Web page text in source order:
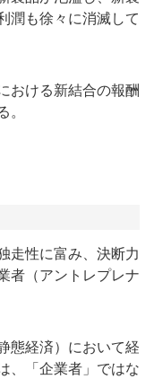
潤も徐々に消滅して
おける新結合の報酬
走性に富み、決断力
者（アントレプレナ
態経済）において経
、「企業者」ではな